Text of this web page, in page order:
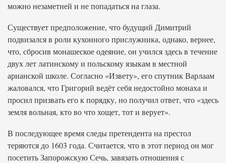
можно незаметней и не попадаться на глаза.
Существует предположение, что будущий Димитрий
подвизался в роли кухонного прислужника, однако, вернее,
что, сбросив монашеское одеяние, он учился здесь в течение
двух лет латинскому и польскому языкам в местной
арианской школе. Согласно «Извету», его спутник Варлаам
жаловался, что Григорий ведёт себя недостойно монаха и
просил призвать его к порядку, но получил ответ, что «здесь
земля вольная, кто во что хощет, тот и верует».
В последующее время следы претендента на престол
теряются до 1603 года. Считается, что в этот период он мог
посетить Запорожскую Сечь, завязать отношения с